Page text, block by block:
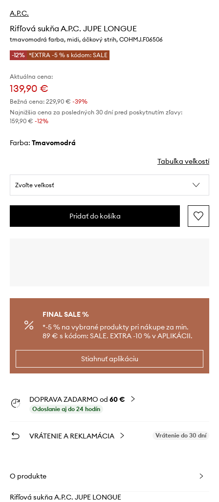
A.P.C.
Rifľová sukňa A.P.C. JUPE LONGUE
tmavomodrá farba, midi, áčkový strih, COHMJ.F06506
-12% *EXTRA -5 % s kódom: SALE
Aktuálna cena:
139,90 €
Bežná cena: 229,90 € -39%
Najnižšia cena za posledných 30 dní pred poskytnutím zľavy:
159,90 € -12%
Farba: tmavomodrá
Tabuľka veľkostí
Zvoľte veľkosť
Pridať do košíka
FINAL SALE %
*-5 % na vybrané produkty pri nákupe za min.
89 € s kódom: SALE. EXTRA -10 % v APLIKÁCII.
Stiahnuť aplikáciu
DOPRAVA ZADARMO od 60 €
Odoslanie aj do 24 hodín
VRÁTENIE A REKLAMÁCIA Vrátenie do 30 dní
O produkte
Rifľová sukňa A.P.C. JUPE LONGUE